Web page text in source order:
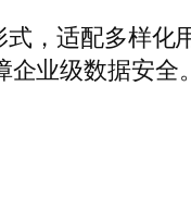
，适配多样化
业级数据安全。